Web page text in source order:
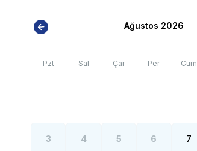
Ağustos 2026
Pzt Sal Çar Per Cum
3 4 5 6 7